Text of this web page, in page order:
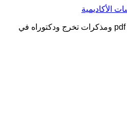
الأكاديمية
تحميل رسائل ماجستير بصيغة pdf ومذكرات تخرج ودكتوراه في